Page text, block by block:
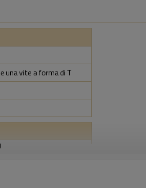
una vite a forma di T